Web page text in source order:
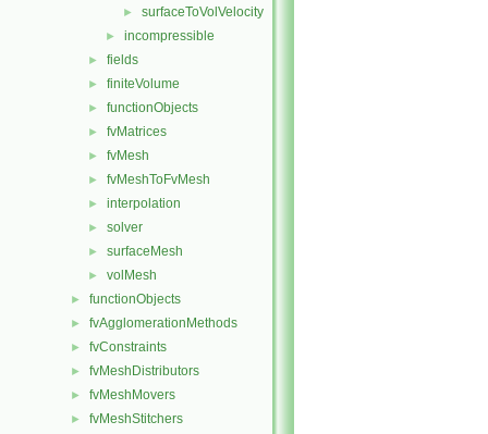
► surfaceToVolVelocity
► incompressible
► fields
► finiteVolume
► functionObjects
► fvMatrices
► fvMesh
► fvMeshToFvMesh
► interpolation
► solver
► surfaceMesh
► volMesh
► functionObjects
► fvAgglomerationMethods
► fvConstraints
► fvMeshDistributors
► fvMeshMovers
► fvMeshStitchers